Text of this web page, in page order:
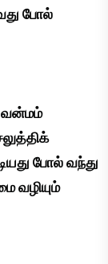
போல்
வன்மம்
போல் வந்து
வழியும்